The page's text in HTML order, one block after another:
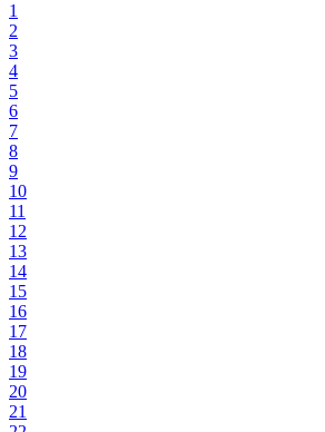
1
2
3
4
5
6
7
8
9
10
11
12
13
14
15
16
17
18
19
20
21